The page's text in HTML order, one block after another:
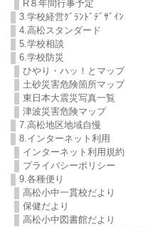
R８年間行事予定
3.学校経営ｸﾞﾗﾝﾄﾞﾃﾞｻﾞｲﾝ
4.高松スタンダード
5.学校相談
6.学校防災
ひやり・ハッ！とマップ
土砂災害危険箇所マップ
東日本大震災写真一覧
津波災害危険マップ
7.高松地区地域自慢
8.インターネット利用
インターネット利用規約
プライバシーポリシー
9.各種便り
高松小中一貫校だより
保健だより
高松小中図書館だより